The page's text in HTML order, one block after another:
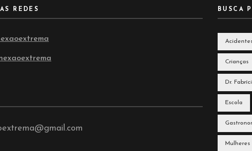
REDES BUSCA
Crianças
Dr.
Escola
Mulheres